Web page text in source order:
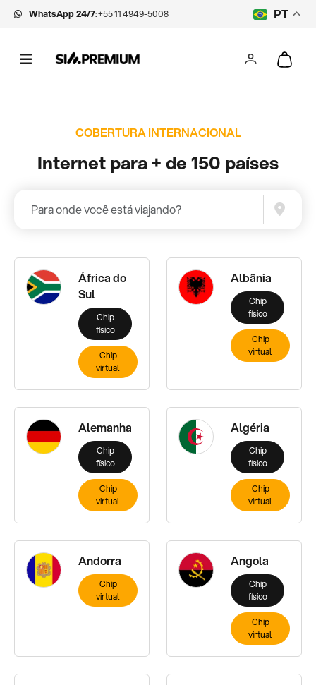
WhatsApp 24/7:+55 11 4949-5008 PT
COBERTURA INTERNACIONAL
Internet para + de 150 países
África do
Sul
Chip
físico
Chip
virtual
Albânia
Chip
físico
Chip
virtual
Alemanha
Chip
físico
Chip
virtual
Algéria
Chip
físico
Chip
virtual
Andorra
Chip
virtual
Angola
Chip
físico
Chip
virtual